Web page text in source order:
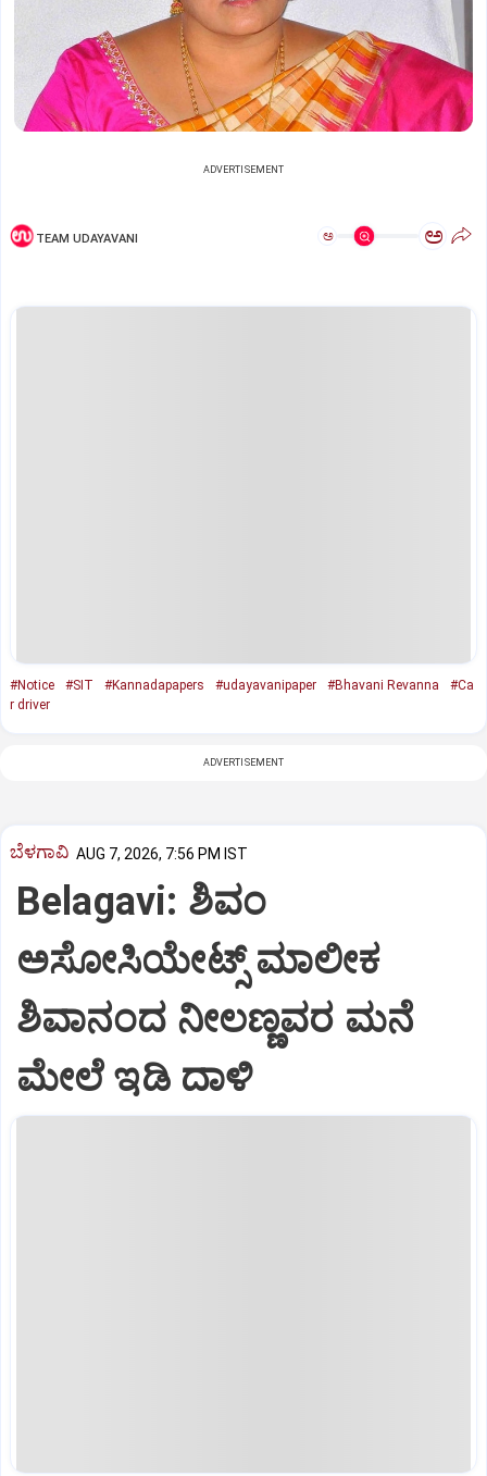
ADVERTISEMENT
TEAM UDAYAVANI ಅ ಅ
#Notice #SIT #Kannadapapers #udayavanipaper #Bhavani Revanna
#Ca
r driver
ADVERTISEMENT
ಬೆಳಗಾವಿ AUG 7, 2026, 7:56 PM IST
Belagavi: ಶಿವಂ
ಅಸೋಸಿಯೇಟ್ಸ್ ಮಾಲೀಕ
ಶಿವಾನಂದ ನೀಲಣ್ಣವರ ಮನೆ
ಮೇಲೆ ಇಡಿ‌ ದಾಳಿ